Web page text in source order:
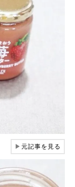
▶元記事を見る